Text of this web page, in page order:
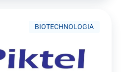
BIOTECHNOLOGIA